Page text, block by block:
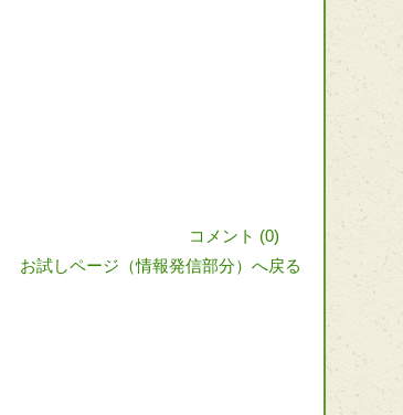
コメント (0)
お試しページ（情報発信部分）へ戻る